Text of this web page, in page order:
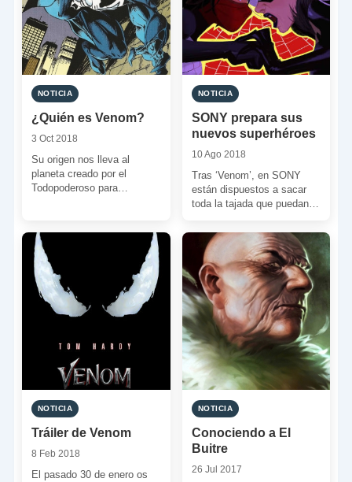
NOTICIA
¿Quién es Venom?
3 Oct 2018
Su origen nos lleva al
planeta creado por el
Todopoderoso para
las […]
NOTICIA
SONY prepara sus
nuevos superhéroes
10 Ago 2018
Tras ‘Venom’, en SONY
están dispuestos a sacar
toda la tajada que puedan
superheróico. Para […]
NOTICIA
Tráiler de Venom
8 Feb 2018
El pasado 30 de enero os
NOTICIA
Conociendo a El
Buitre
26 Jul 2017